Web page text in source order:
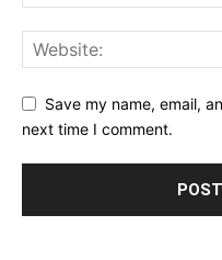
Save my name, email,
next time I comment.